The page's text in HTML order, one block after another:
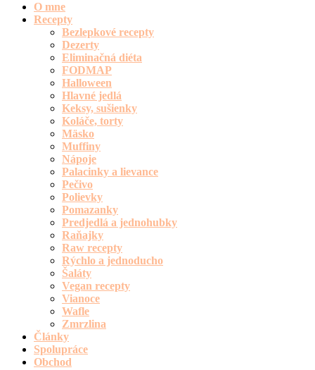
O mne
Recepty
Bezlepkové recepty
Dezerty
Eliminačná diéta
FODMAP
Halloween
Hlavné jedlá
Keksy, sušienky
Koláče, torty
Mäsko
Muffiny
Nápoje
Palacinky a lievance
Pečivo
Polievky
Pomazanky
Predjedlá a jednohubky
Raňajky
Raw recepty
Rýchlo a jednoducho
Šaláty
Vegan recepty
Vianoce
Wafle
Zmrzlina
Články
Spolupráce
Obchod